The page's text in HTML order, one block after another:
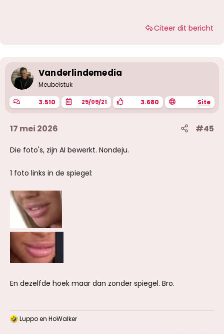
Citeer dit bericht
Vanderlindemedia
Meubelstuk
3.510 25/09/21 3.680 Site
17 mei 2026 #45
Die foto's, zijn AI bewerkt. Nondeju.
1 foto links in de spiegel:
En dezelfde hoek maar dan zonder spiegel. Bro.
W Luppoen HoWalker